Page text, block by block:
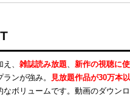
え、 雑誌読み放題 新作の視聴に
ンが強み。
見放題作品が30万本
なボリュームです。動画のダウンロ